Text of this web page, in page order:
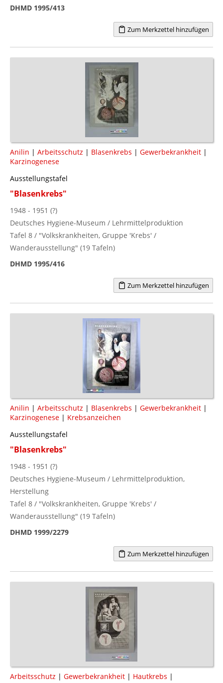
DHMD 1995/413
Zum Merkzettel hinzufügen
Anilin | Arbeitsschutz | Blasenkrebs | Gewerbekrankheit |
Karzinogenese
Ausstellungstafel
"Blasenkrebs"
1948 - 1951 (?)
Deutsches Hygiene-Museum / Lehrmittelproduktion
Tafel 8 / "Volkskrankheiten, Gruppe 'Krebs' /
Wanderausstellung" (19 Tafeln)
DHMD 1995/416
Zum Merkzettel hinzufügen
Anilin | Arbeitsschutz | Blasenkrebs | Gewerbekrankheit |
Karzinogenese | Krebsanzeichen
Ausstellungstafel
"Blasenkrebs"
1948 - 1951 (?)
Deutsches Hygiene-Museum / Lehrmittelproduktion,
Herstellung
Tafel 8 / "Volkskrankheiten, Gruppe 'Krebs' /
Wanderausstellung" (19 Tafeln)
DHMD 1999/2279
Zum Merkzettel hinzufügen
Arbeitsschutz | Gewerbekrankheit | Hautkrebs |